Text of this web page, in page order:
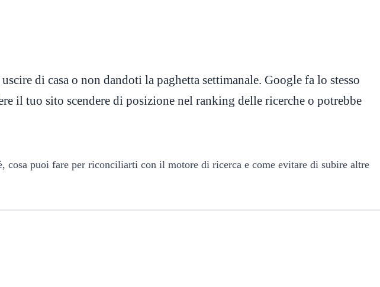
di casa o non dandoti la paghetta settimanale. Google fa lo stesso
il tuo sito scendere di posizione nel ranking delle ricerche o potrebbe
cosa puoi fare per riconciliarti con il motore di ricerca e come evitare di subire altre